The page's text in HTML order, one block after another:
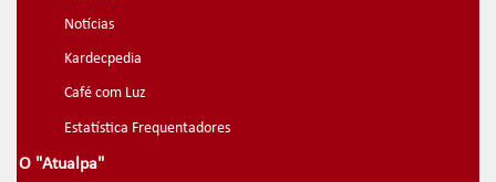
Notícias
Kardecpedia
Café com Luz
Estatística Frequentadores
O "Atualpa"